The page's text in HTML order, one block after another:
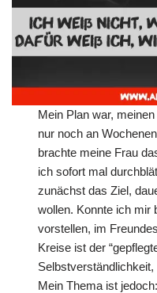
Mein Plan war,
nur noch an
brachte meine Frau
ich sofort mal
zunächst das Ziel,
wollen. Konnte ich mir
vorstellen, im
Kreise ist der
Mein Thema ist